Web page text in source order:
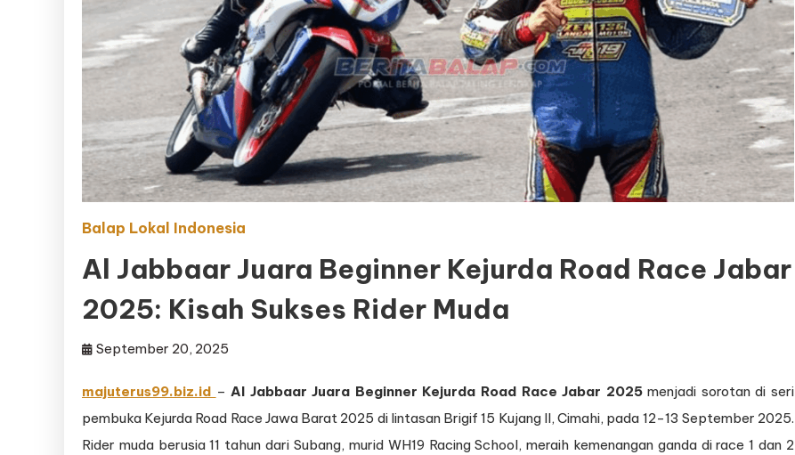
Balap Lokal Indonesia
Al Jabbaar Juara Beginner Kejurda Road Race Jabar
2025: Kisah Sukses Rider Muda
September 20, 2025
majuterus99.biz.id –Al Jabbaar Juara Beginner Kejurda Road Race Jabar 2025menjadi sorotan di seri
pembuka Kejurda Road Race Jawa Barat 2025 di lintasan Brigif 15 Kujang II, Cimahi, pada 12-13 September 2025.
Rider muda berusia 11 tahun dari Subang, murid WH19 Racing School, meraih kemenangan ganda di race 1 dan 2